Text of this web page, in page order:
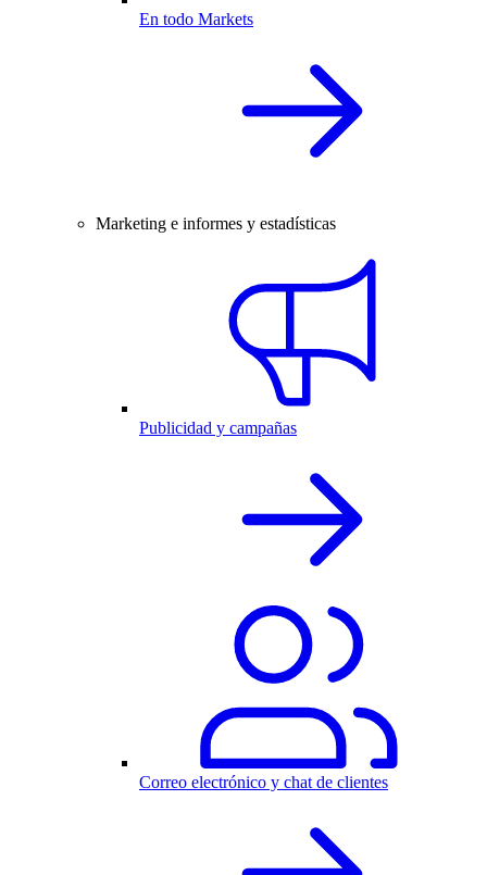
En todo Markets
Marketing e informes y estadísticas
Publicidad y campañas
Correo electrónico y chat de clientes